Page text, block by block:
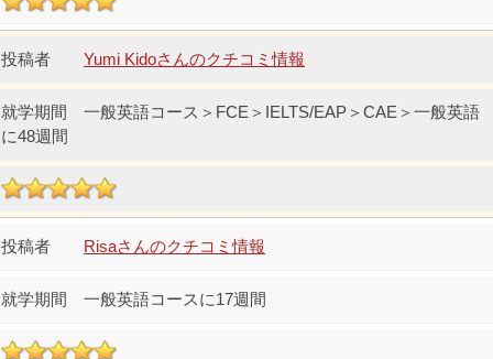
Yumi Kidoさんのクチコミ情報
一般英語コース＞FCE＞IELTS/EAP＞CAE＞一般英語
に48週間
Risaさんのクチコミ情報
一般英語コースに17週間